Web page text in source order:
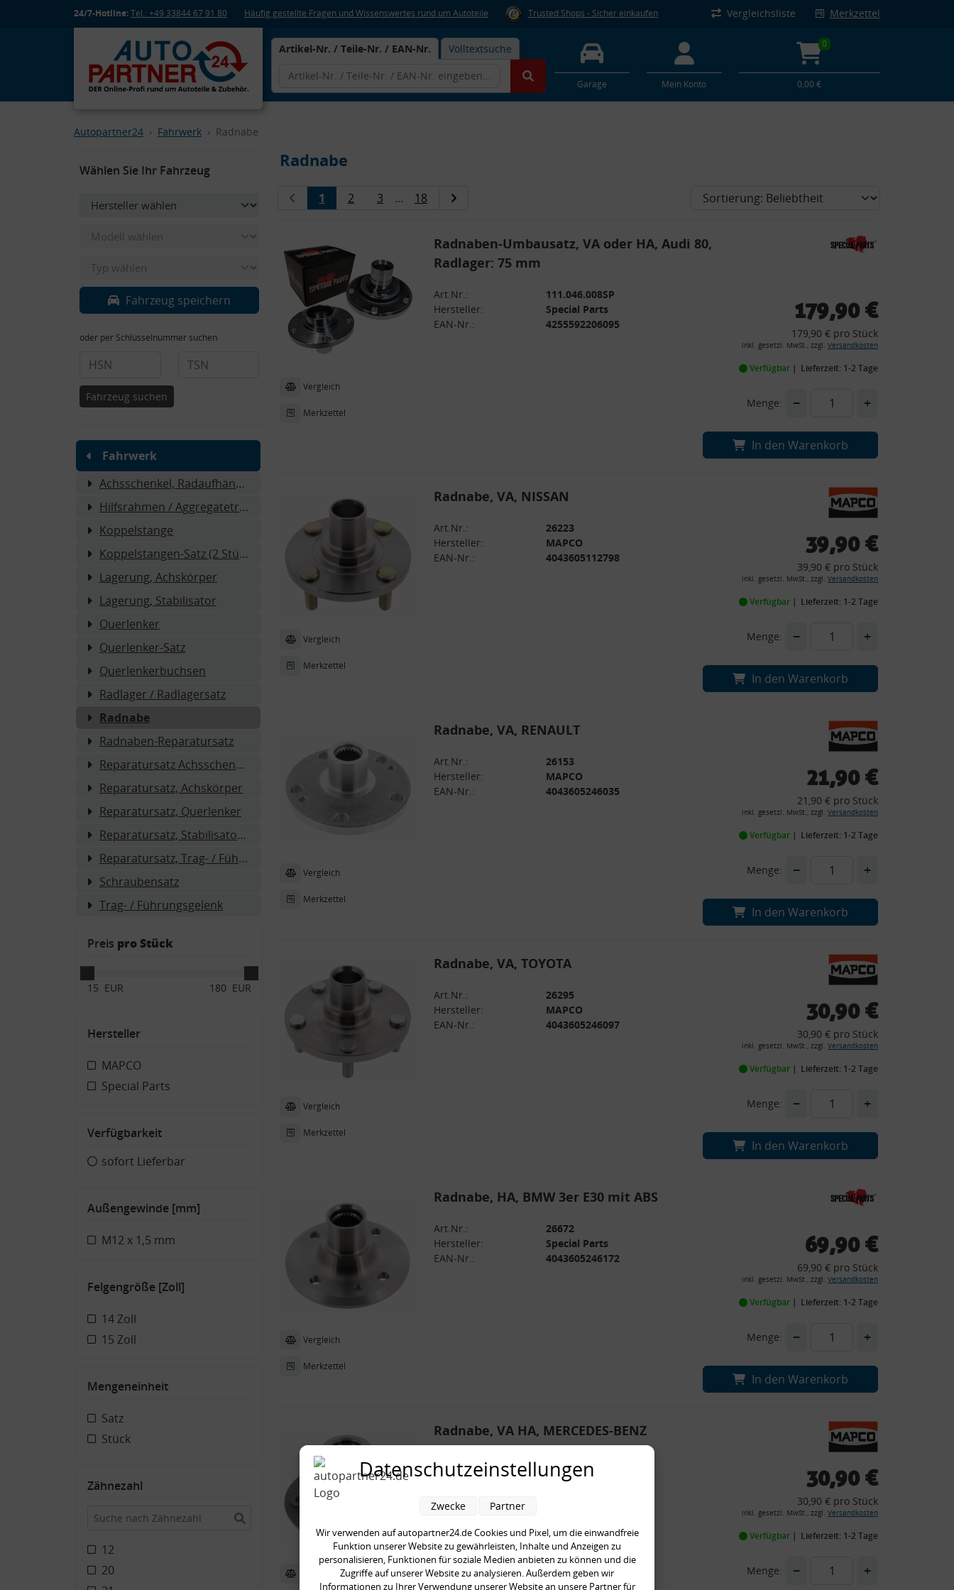
24/7-Hotline:Tel.: +49 33844 67 91 80 Häufig gestellte Fragen und Wissenswertes rund um Autoteile Trusted Shops - Sicher einkaufen Vergleichsliste Merkzettel
Artikel-Nr. / Teile-Nr. / EAN-Nr. Volltextsuche
Garage Mein Konto
0
0,00 €
Autopartner24 Fahrwerk Radnabe
Wählen Sie Ihr Fahrzeug
Fahrzeug speichern
oder per Schlüsselnummer suchen
Fahrzeug suchen
Fahrwerk
Achsschenkel, Radaufhängung
Hilfsrahmen / Aggregateträger
Koppelstange
Koppelstangen-Satz (2 Stück)
Lagerung, Achskörper
Lagerung, Stabilisator
Querlenker
Querlenker-Satz
Querlenkerbuchsen
Radlager / Radlagersatz
Radnabe
Radnaben-Reparatursatz
Reparatursatz Achsschenkel, Radaufhängung
Reparatursatz, Achskörper
Reparatursatz, Querlenker
Reparatursatz, Stabilisatorlager
Reparatursatz, Trag- / Führungsgelenk
Schraubensatz
Trag- / Führungsgelenk
Preis pro Stück
15 EUR 180 EUR
Hersteller
MAPCO
Special Parts
Verfügbarkeit
sofort Lieferbar
Außengewinde [mm]
M12 x 1,5 mm
Felgengröße [Zoll]
14 Zoll
15 Zoll
Mengeneinheit
Satz
Stück
Zähnezahl
12
20
Radnabe
1 2 3 ... 18
Vergleich
Merkzettel
Radnaben-Umbausatz, VA oder HA, Audi 80,
Radlager: 75 mm
Art.Nr.:
111.046.008SP
Hersteller:
Special Parts
EAN-Nr.:
4255592206095
179,90 €
179,90 € pro Stück
inkl. gesetzl. MwSt., zzgl. Versandkosten
Verfügbar Lieferzeit: 1-2 Tage
Menge: − +
In den Warenkorb
Vergleich
Merkzettel
Radnabe, VA, NISSAN
Art.Nr.:
26223
Hersteller:
MAPCO
EAN-Nr.:
4043605112798
39,90 €
39,90 € pro Stück
inkl. gesetzl. MwSt., zzgl. Versandkosten
Verfügbar Lieferzeit: 1-2 Tage
Menge: − +
In den Warenkorb
Vergleich
Merkzettel
Radnabe, VA, RENAULT
Art.Nr.:
26153
Hersteller:
MAPCO
EAN-Nr.:
4043605246035
21,90 €
21,90 € pro Stück
inkl. gesetzl. MwSt., zzgl. Versandkosten
Verfügbar Lieferzeit: 1-2 Tage
Menge: − +
In den Warenkorb
Vergleich
Merkzettel
Radnabe, VA, TOYOTA
Art.Nr.:
26295
Hersteller:
MAPCO
EAN-Nr.:
4043605246097
30,90 €
30,90 € pro Stück
inkl. gesetzl. MwSt., zzgl. Versandkosten
Verfügbar Lieferzeit: 1-2 Tage
Menge: − +
In den Warenkorb
Vergleich
Merkzettel
Radnabe, HA, BMW 3er E30 mit ABS
Art.Nr.:
26672
Hersteller:
Special Parts
EAN-Nr.:
4043605246172
69,90 €
69,90 € pro Stück
inkl. gesetzl. MwSt., zzgl. Versandkosten
Verfügbar Lieferzeit: 1-2 Tage
Menge: − +
In den Warenkorb
Radnabe, VA HA, MERCEDES-BENZ
Art.Nr.:
Hersteller:
MAPCO
30,90 €
30,90 € pro Stück
inkl. gesetzl. MwSt., zzgl. Versandkosten
Verfügbar Lieferzeit: 1-2 Tage
Menge: − +
Datenschutzeinstellungen
Wir verwenden auf autopartner24.de Cookies und Pixel, um die einwandfreie
Funktion unserer Website zu gewährleisten, Inhalte und Anzeigen zu
personalisieren, Funktionen für soziale Medien anbieten zu können und die
Zugriffe auf unserer Website zu analysieren. Außerdem geben wir
Informationen zu Ihrer Verwendung unserer Website an unsere Partner für
Zwecke Partner